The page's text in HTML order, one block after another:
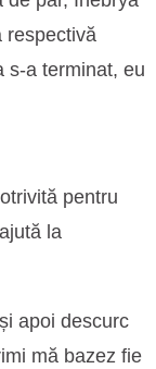
respectivă
s-a terminat, eu
pentru
la
apoi descurc
mă bazez fie